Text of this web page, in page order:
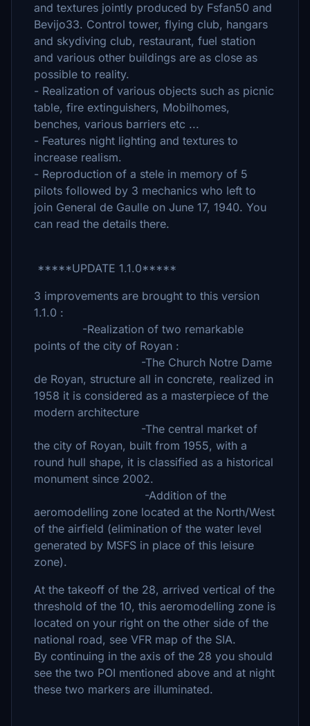
and textures jointly produced by Fsfan50 and
Bevijo33. Control tower, flying club, hangars
and skydiving club, restaurant, fuel station
and various other buildings are as close as
possible to reality.
- Realization of various objects such as picnic
table, fire extinguishers, Mobilhomes,
benches, various barriers etc ...
- Features night lighting and textures to
increase realism.
- Reproduction of a stele in memory of 5
pilots followed by 3 mechanics who left to
join General de Gaulle on June 17, 1940. You
can read the details there.
*****UPDATE 1.1.0*****
3 improvements are brought to this version
1.1.0 :
-Realization of two remarkable
points of the city of Royan :
-The Church Notre Dame
de Royan, structure all in concrete, realized in
1958 it is considered as a masterpiece of the
modern architecture
-The central market of
the city of Royan, built from 1955, with a
round hull shape, it is classified as a historical
monument since 2002.
-Addition of the
aeromodelling zone located at the North/West
of the airfield (elimination of the water level
generated by MSFS in place of this leisure
zone).
At the takeoff of the 28, arrived vertical of the
threshold of the 10, this aeromodelling zone is
located on your right on the other side of the
national road, see VFR map of the SIA.
By continuing in the axis of the 28 you should
see the two POI mentioned above and at night
these two markers are illuminated.